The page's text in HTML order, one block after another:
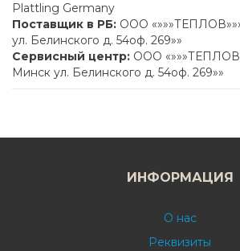
Plattling Germany
Поставщик в РБ: ООО
ул. Белинского д. 54оф. 269»»
Сервисный центр: ООО
Минск ул. Белинского д. 54оф. 269»»
ИНФОРМАЦИЯ
О нас
Реквизиты